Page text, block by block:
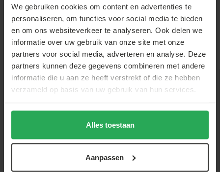
We gebruiken cookies om content en advertenties te
personaliseren, om functies voor social media te bieden
en om ons websiteverkeer te analyseren. Ook delen we
informatie over uw gebruik van onze site met onze
partners voor social media, adverteren en analyse. Deze
partners kunnen deze gegevens combineren met andere
informatie die u aan ze heeft verstrekt of die ze hebben
verzameld op basis van uw gebruik van hun services.
Alles toestaan
Aanpassen
Anderen bekeken ook
sale sale